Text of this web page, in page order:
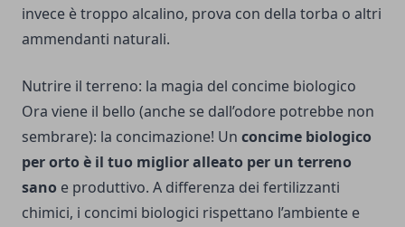
invece è troppo alcalino, prova con della torba o altri
ammendanti naturali.
Nutrire il terreno: la magia del concime biologico
Ora viene il bello (anche se dall’odore potrebbe non
sembrare): la concimazione! Un concime biologico
per orto è il tuo miglior alleato per un terreno
sano e produttivo. A differenza dei fertilizzanti
chimici, i concimi biologici rispettano l’ambiente e